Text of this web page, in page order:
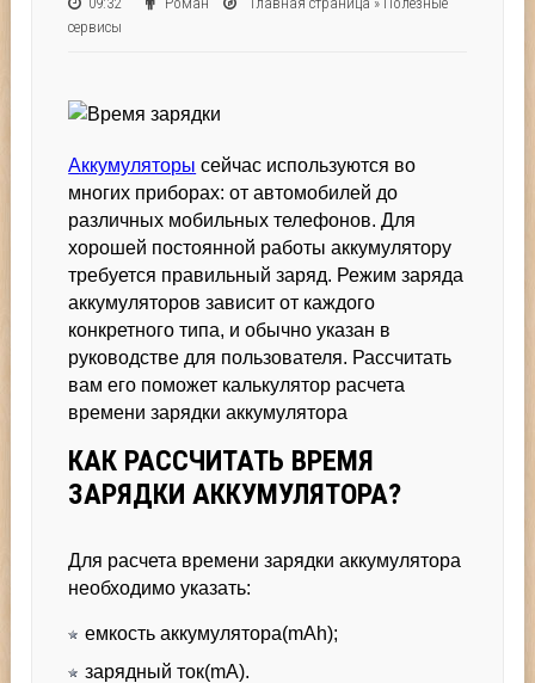
сервисы
Аккумуляторы сейчас используются во
многих приборах: от автомобилей до
различных мобильных телефонов. Для
хорошей постоянной работы аккумулятору
требуется правильный заряд. Режим заряда
аккумуляторов зависит от каждого
конкретного типа, и обычно указан в
руководстве для пользователя. Рассчитать
вам его поможет калькулятор расчета
времени зарядки аккумулятора
КАК РАССЧИТАТЬ ВРЕМЯ
ЗАРЯДКИ АККУМУЛЯТОРА?
Для расчета времени зарядки аккумулятора
необходимо указать:
емкость аккумулятора(mAh);
зарядный ток(mA).